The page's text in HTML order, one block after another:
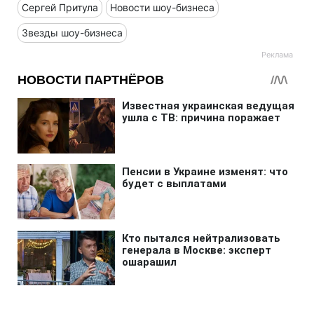
Сергей Притула Новости шоу-бизнеса
Звезды шоу-бизнеса